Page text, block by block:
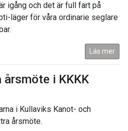
igång och det är full fart på
läger för våra ordinarie seglare
Läs mer
i KKKK
i Kullaviks Kanot- och
årsmöte.